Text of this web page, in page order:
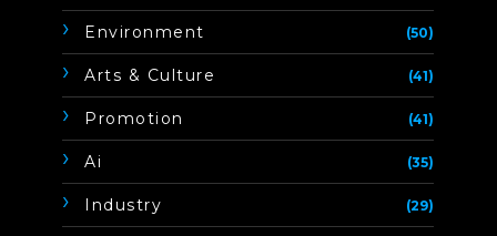
Environment (50)
Arts & Culture (41)
Promotion (41)
Ai (35)
Industry (29)